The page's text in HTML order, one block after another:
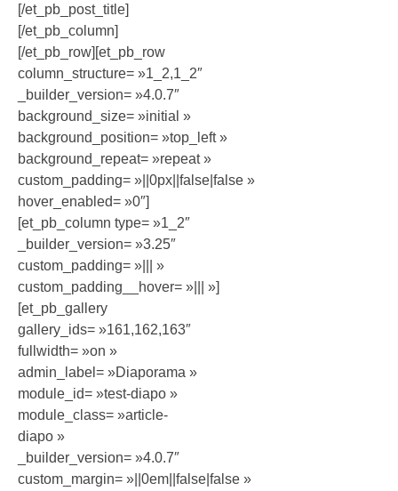
[/et_pb_post_title]
[/et_pb_column]
[/et_pb_row][et_pb_row
column_structure= »1_2,1_2″
_builder_version= »4.0.7″
background_size= »initial »
background_position= »top_left »
background_repeat= »repeat »
custom_padding= »||0px||false|false »
hover_enabled= »0″]
[et_pb_column type= »1_2″
_builder_version= »3.25″
custom_padding= »||| »
custom_padding__hover= »||| »]
[et_pb_gallery
gallery_ids= »161,162,163″
fullwidth= »on »
admin_label= »Diaporama »
module_id= »test-diapo »
module_class= »article-
diapo »
_builder_version= »4.0.7″
custom_margin= »||0em||false|false »